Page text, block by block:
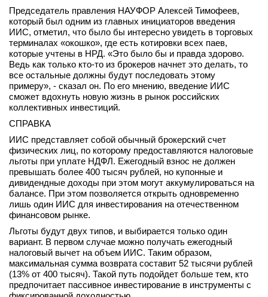
Председатель правления НАУФОР Алексей Тимофеев,
который был одним из главных инициаторов введения
ИИС, отметил, что было бы интересно увидеть в торговых
терминалах «окошко», где есть котировки всех паев,
которые учтены в НРД. «Это было бы и правда здорово.
Ведь как только кто-то из брокеров начнет это делать, то
все остальные должны будут последовать этому
примеру», - сказал он. По его мнению, введение ИИС
сможет вдохнуть новую жизнь в рынок российских
коллективных инвестиций.
СПРАВКА
ИИС представляет собой обычный брокерский счет
физических лиц, по которому предоставляются налоговые
льготы при уплате НДФЛ. Ежегодный взнос не должен
превышать более 400 тысяч рублей, но купонные и
дивидендные доходы при этом могут аккумулироваться на
балансе. При этом позволяется открыть одновременно
лишь один ИИС для инвестирования на отечественном
финансовом рынке.
Льготы будут двух типов, и выбирается только один
вариант. В первом случае можно получать ежегодный
налоговый вычет на объем ИИС. Таким образом,
максимальная сумма возврата составит 52 тысячи рублей
(13% от 400 тысяч). Такой путь подойдет больше тем, кто
предпочитает пассивное инвестирование в инструменты с